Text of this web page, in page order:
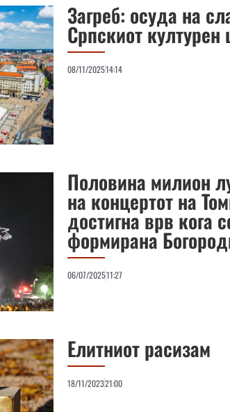
Загреб: осуда на
Српскиот културен
08/11/202514:14
Половина милион
на концертот на
достигна врв кога
формирана
06/07/202511:27
Елитниот расизам
18/11/202321:00